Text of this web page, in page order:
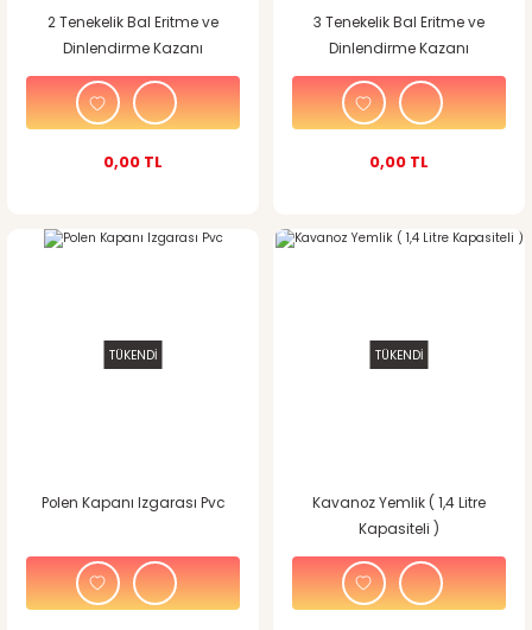
2 Tenekelik Bal Eritme ve
Dinlendirme Kazanı
0,00 TL
3 Tenekelik Bal Eritme ve
Dinlendirme Kazanı
0,00 TL
TÜKENDİ
Polen Kapanı Izgarası Pvc
TÜKENDİ
Kavanoz Yemlik ( 1,4 Litre
Kapasiteli )